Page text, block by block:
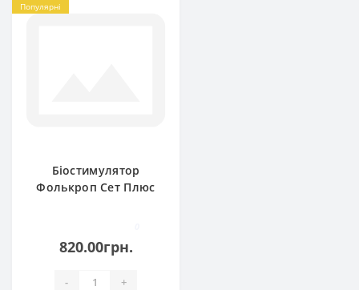
Популярні
Біостимулятор
Фолькроп Сет Плюс
820.00грн.
- +